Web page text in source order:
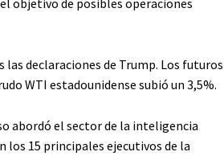
declaraciones de Trump. Los futuros
WTI estadounidense subió un 3,5%.
abordó el sector de la inteligencia
los 15 principales ejecutivos de la